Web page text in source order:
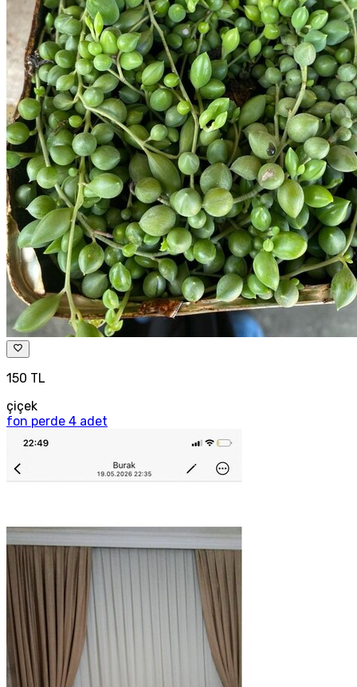
150 TL
çiçek
fon perde 4 adet